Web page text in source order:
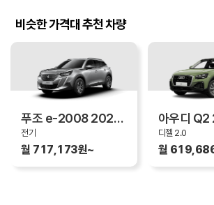
비슷한 가격대 추천 차량
푸조 e-2008 2023년형
전기
월 717,173원~
디젤 2.0
월